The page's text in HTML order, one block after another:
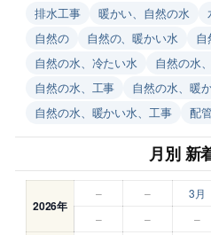
排水工事
暖かい、自然の水
自然の
自然の、暖かい水 自
自然の水、冷たい水
自然の水
自然の水、工事
自然の水、暖
自然の水、暖かい水、工事
配
月別 新
2026年
– – 3月
–
– –